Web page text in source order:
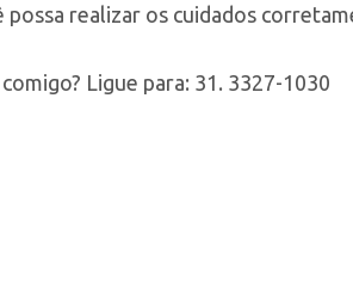
possa realizar os cuidados
Ligue para: 31. 3327-1030